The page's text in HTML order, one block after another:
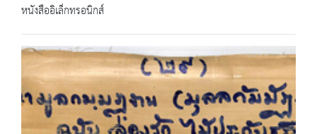
หนังสืออิเล็กทรอนิกส์